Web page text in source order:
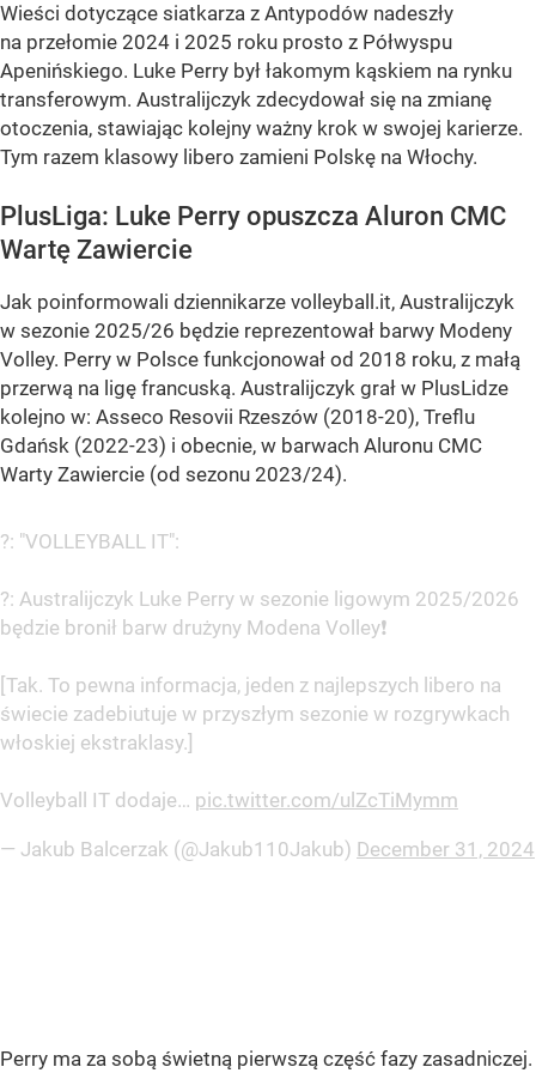
Wieści dotyczące siatkarza z Antypodów nadeszły
na przełomie 2024 i 2025 roku prosto z Półwyspu
Apenińskiego. Luke Perry był łakomym kąskiem na rynku
transferowym. Australijczyk zdecydował się na zmianę
otoczenia, stawiając kolejny ważny krok w swojej karierze.
Tym razem klasowy libero zamieni Polskę na Włochy.
PlusLiga: Luke Perry opuszcza Aluron CMC
Wartę Zawiercie
Jak poinformowali dziennikarze volleyball.it, Australijczyk
w sezonie 2025/26 będzie reprezentował barwy Modeny
Volley. Perry w Polsce funkcjonował od 2018 roku, z małą
przerwą na ligę francuską. Australijczyk grał w PlusLidze
kolejno w: Asseco Resovii Rzeszów (2018-20), Treflu
Gdańsk (2022-23) i obecnie, w barwach Aluronu CMC
Warty Zawiercie (od sezonu 2023/24).
?️: "VOLLEYBALL IT":
?: Australijczyk Luke Perry w sezonie ligowym 2025/2026
będzie bronił barw drużyny Modena Volley❗
[Tak. To pewna informacja, jeden z najlepszych libero na
świecie zadebiutuje w przyszłym sezonie w rozgrywkach
włoskiej ekstraklasy.]
Volleyball IT dodaje… pic.twitter.com/ulZcTiMymm
— Jakub Balcerzak (@Jakub110Jakub) December 31, 2024
Perry ma za sobą świetną pierwszą część fazy zasadniczej.